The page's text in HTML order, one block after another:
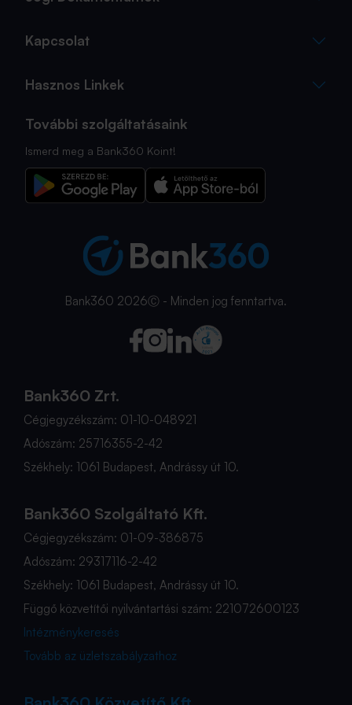
Kapcsolat
Hasznos Linkek
További szolgáltatásaink
Ismerd meg a Bank360 Koint!
Bank360 2026Ⓒ - Minden jog fenntartva.
Bank360 Zrt.
Cégjegyzékszám: 01-10-048921
Adószám: 25716355-2-42
Székhely: 1061 Budapest, Andrássy út 10.
Bank360 Szolgáltató Kft.
Cégjegyzékszám: 01-09-386875
Adószám: 29317116-2-42
Székhely: 1061 Budapest, Andrássy út 10.
Függő közvetítői nyilvántartási szám: 221072600123
Intézménykeresés
Tovább az üzletszabályzathoz